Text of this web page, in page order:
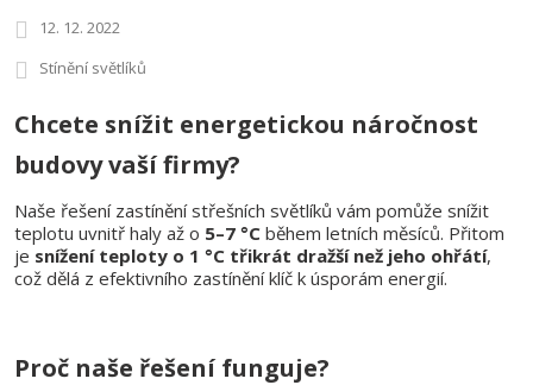
12. 12. 2022
Stínění světlíků
Chcete snížit energetickou náročnost
budovy vaší firmy?
Naše řešení zastínění střešních světlíků vám pomůže snížit
teplotu uvnitř haly až o 5–7 °C během letních měsíců. Přitom
je snížení teploty o 1 °C třikrát dražší než jeho ohřátí,
což dělá z efektivního zastínění klíč k úsporám energií.
Proč naše řešení funguje?